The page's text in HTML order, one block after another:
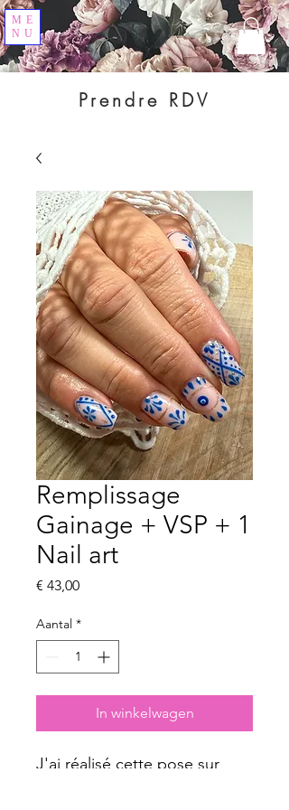
ME
NU
Prendre RDV
Remplissage
Gainage + VSP + 1
Nail art
€ 43,00Prijs
Aantal *
In winkelwagen
J'ai réalisé cette pose sur